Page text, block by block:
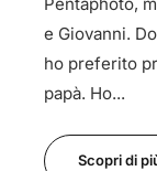
e Giovanni.
ho preferito
papà. Ho...
Scopri di